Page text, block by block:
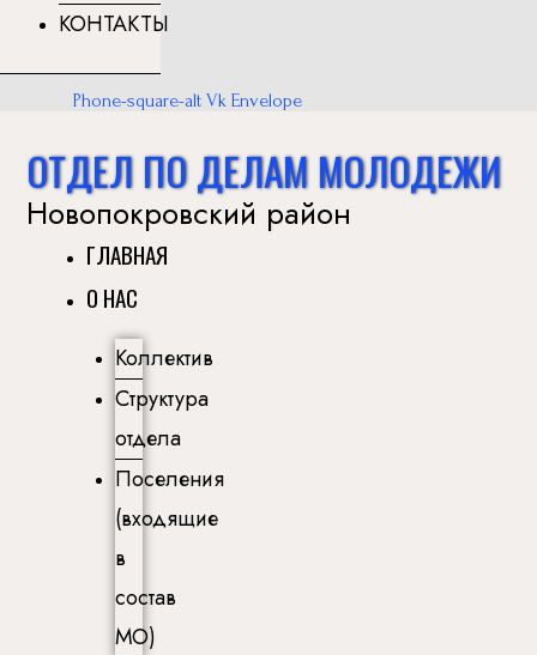
КОНТАКТЫ
Phone-square-alt Vk Envelope
ОТДЕЛ ПО ДЕЛАМ МОЛОДЕЖИ
Новопокровский район
ГЛАВНАЯ
О НАС
Коллектив
Структура
отдела
Поселения
(входящие
в
состав
МО)